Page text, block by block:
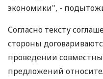
экономики", -
Согласно тексту
стороны
проведении
предложений